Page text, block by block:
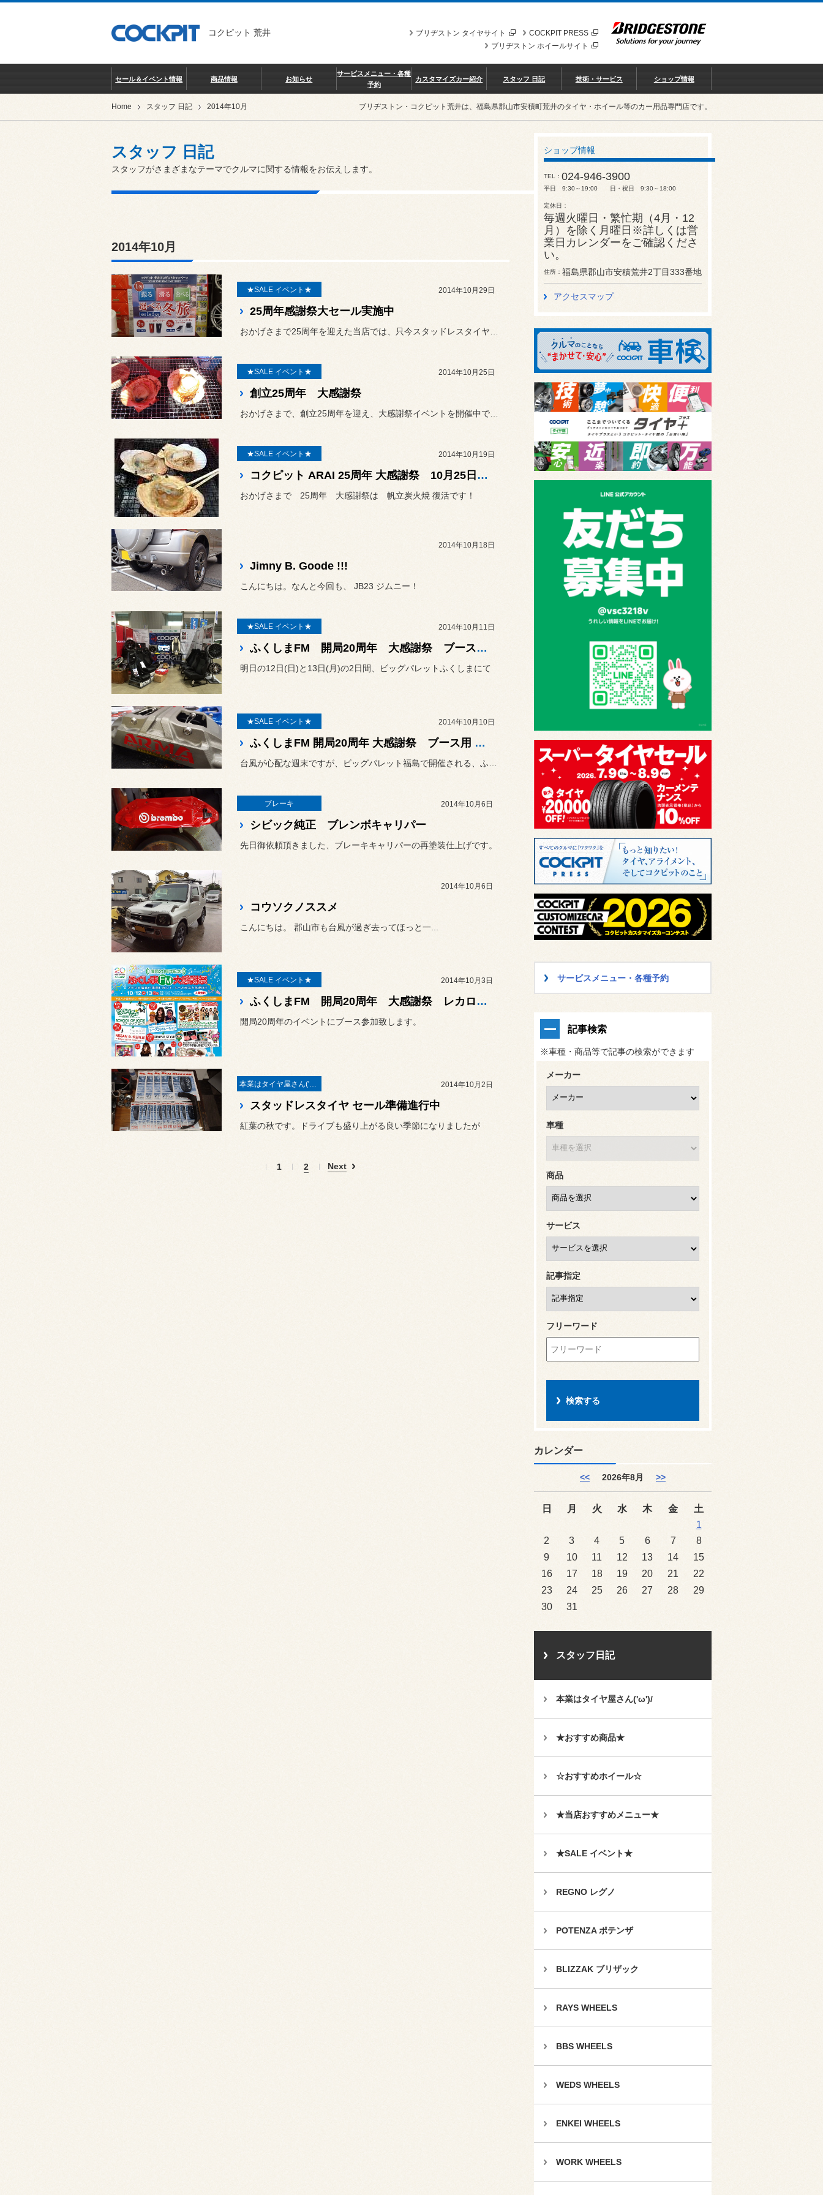
コクピット 荒井 COCKPIT PRESS
ブリヂストン タイヤサイト
ブリヂストン ホイールサイト
セール＆イベント情報 商品情報 お知らせ
サービスメニュー・各種
予約
カスタマイズカー紹介 スタッフ 日記 技術・サービス ショップ情報
Home スタッフ 日記 2014年10月 ブリヂストン・コクピット荒井は、福島県郡山市安積町荒井のタイヤ・ホイール等のカー用品専門店です。
スタッフ 日記
スタッフがさまざまなテーマでクルマに関する情報をお伝えします。
2014年10月
★SALE イベント★ 2014年10月29日
25周年感謝祭大セール実施中
★SALE イベント★ 2014年10月25日
創立25周年 大感謝祭
★SALE イベント★ 2014年10月19日
コクピット ARAI 25周年 大感謝祭 10月25日(土) & 26日(日)
おかげさまで 25周年 大感謝祭は 帆立炭火焼 復活です！
2014年10月18日
Jimny B. Goode !!!
こんにちは。なんと今回も、 JB23 ジムニー！
★SALE イベント★ 2014年10月11日
ふくしまFM 開局20周年 大感謝祭 ブースにて参加中
明日の12日(日)と13日(月)の2日間、ビッグパレットふくしまにて
★SALE イベント★ 2014年10月10日
ふくしまFM 開局20周年 大感謝祭 ブース用 ブレーキキャリパー
ブレーキ 2014年10月6日
シビック純正 ブレンボキャリパー
先日御依頼頂きました、ブレーキキャリパーの再塗装仕上げです。
2014年10月6日
コウソクノススメ
こんにちは。 郡山市も台風が過ぎ去ってほっと一...
★SALE イベント★ 2014年10月3日
ふくしまFM 開局20周年 大感謝祭 レカロ専門店にて参加します
開局20周年のイベントにブース参加致します。
本業はタイヤ屋さん('ω')/ 2014年10月2日
スタッドレスタイヤ セール準備進行中
紅葉の秋です。ドライブも盛り上がる良い季節になりましたが
1 2 Next
ショップ情報
TEL 024-946-3900
平日 9:30～19:00 日・祝日 9:30～18:00
定休日
毎週火曜日・繁忙期（4月・12
月）を除く月曜日※詳しくは営
業日カレンダーをご確認くださ
い。
住所 福島県郡山市安積荒井2丁目333番地
アクセスマップ
サービスメニュー・各種予約
記事検索
※車種・商品等で記事の検索ができます
メーカー
車種
商品
サービス
記事指定
フリーワード
カレンダー
<< 2026年8月 >>
日 月 火 水 木 金
土
1
2
3 4 5 6 7
8
9
10 11 12 13 14
15
16
17 18 19 20 21
22
23
24 25 26 27 28
29
30
31
スタッフ日記
本業はタイヤ屋さん('ω')/
★おすすめ商品★
☆おすすめホイール☆
★当店おすすめメニュー★
★SALE イベント★
REGNO レグノ
POTENZA ポテンザ
BLIZZAK ブリザック
RAYS WHEELS
BBS WHEELS
WEDS WHEELS
ENKEI WHEELS
WORK WHEELS